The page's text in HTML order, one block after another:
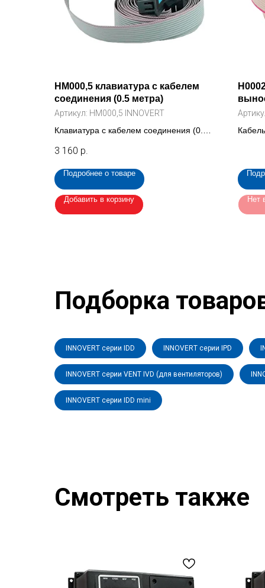
HM000,5 клавиатура с кабелем
соединения (0.5 метра)
Артикул: HM000,5 INNOVERT
Клавиатура с кабелем соединения (0.5
ISD mini
3 160 р.
Подробнее о товаре
Добавить в корзину Нет
Подборка
INNOVERT серии IDD INNOVERT серии IPD
INNOVERT серии VENT IVD (для вентиляторов)
INNOVERT серии IDD mini
Смотреть также